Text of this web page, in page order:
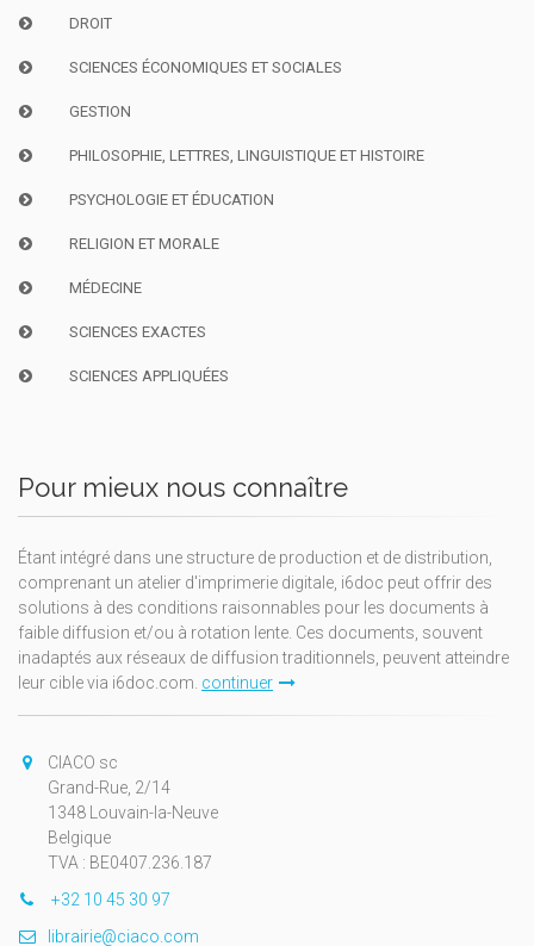
DROIT
SCIENCES ÉCONOMIQUES ET SOCIALES
GESTION
PHILOSOPHIE, LETTRES, LINGUISTIQUE ET HISTOIRE
PSYCHOLOGIE ET ÉDUCATION
RELIGION ET MORALE
MÉDECINE
SCIENCES EXACTES
SCIENCES APPLIQUÉES
Pour mieux nous connaître
Étant intégré dans une structure de production et de distribution,
comprenant un atelier d'imprimerie digitale, i6doc peut offrir des
solutions à des conditions raisonnables pour les documents à
faible diffusion et/ou à rotation lente. Ces documents, souvent
inadaptés aux réseaux de diffusion traditionnels, peuvent atteindre
leur cible via i6doc.com. continuer
CIACO sc
Grand-Rue, 2/14
1348 Louvain-la-Neuve
Belgique
TVA : BE0407.236.187
+32 10 45 30 97
librairie@ciaco.com